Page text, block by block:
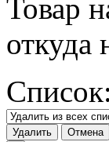
Товар
откуда
Список:
Удалить
Отмена